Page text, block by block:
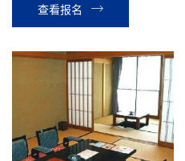
查看报名